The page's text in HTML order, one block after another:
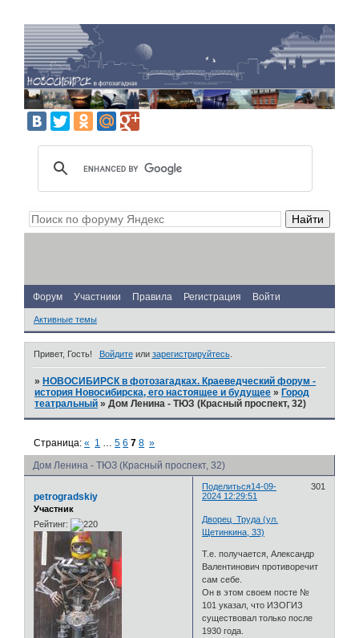
Форум Участники Правила Регистрация Войти
Активные темы
Привет, Гость! Войдитеили зарегистрируйтесь.
» НОВОСИБИРСК в фотозагадках. Краеведческий форум -
история Новосибирска, его настоящее и будущее » Город
театральный »Дом Ленина - ТЮЗ (Красный проспект, 32)
Дом Ленина - ТЮЗ (Красный проспект, 32)
Страница:« 1 5 6 7 8 »
Поделиться 301
14-09-
2024 12:29:51
petrogradskiy
Участник
Рейтинг:
Дворец Труда (ул.
Щетинкина, 33)
Т.е. получается, Александр
Валентинович противоречит
сам себе.
Он в этом своем посте №
101 указал, что ИЗОГИЗ
существовал только после
1930 года.